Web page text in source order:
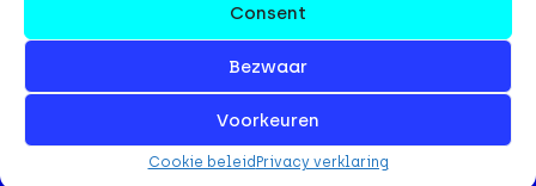
Consent
Bezwaar
Voorkeuren
Cookie beleid Privacy verklaring
#miniXPDay2022: de ervaringen
van Ruud Rietveld
Op 17 mei 2022 was het zo ver: de Mini
XPDay, een eendaagse conferentie voor
en door de Agile community, kon eindelijk